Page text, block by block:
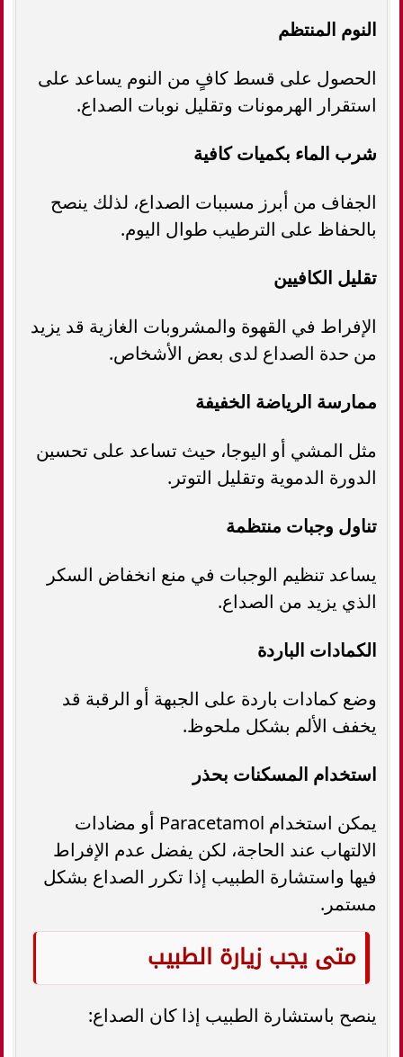
النوم المنتظم
الحصول على قسط كافٍ من النوم يساعد على
استقرار الهرمونات وتقليل نوبات الصداع.
شرب الماء بكميات كافية
الجفاف من أبرز مسببات الصداع، لذلك ينصح
بالحفاظ على الترطيب طوال اليوم.
تقليل الكافيين
الإفراط في القهوة والمشروبات الغازية قد يزيد
من حدة الصداع لدى بعض الأشخاص.
ممارسة الرياضة الخفيفة
مثل المشي أو اليوجا، حيث تساعد على تحسين
الدورة الدموية وتقليل التوتر.
تناول وجبات منتظمة
يساعد تنظيم الوجبات في منع انخفاض السكر
الذي يزيد من الصداع.
الكمادات الباردة
وضع كمادات باردة على الجبهة أو الرقبة قد
يخفف الألم بشكل ملحوظ.
استخدام المسكنات بحذر
يمكن استخدام Paracetamol أو مضادات
الالتهاب عند الحاجة، لكن يفضل عدم الإفراط
فيها واستشارة الطبيب إذا تكرر الصداع بشكل
مستمر.
متى يجب زيارة الطبيب
ينصح باستشارة الطبيب إذا كان الصداع: